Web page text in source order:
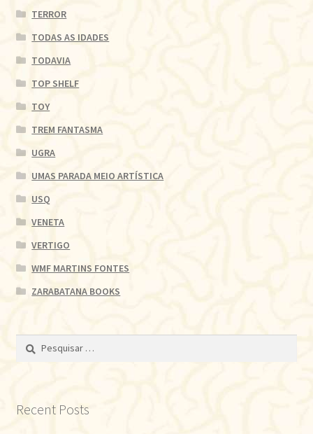
TERROR
TODAS AS IDADES
TODAVIA
TOP SHELF
TOY
TREM FANTASMA
UGRA
UMAS PARADA MEIO ARTÍSTICA
USQ
VENETA
VERTIGO
WMF MARTINS FONTES
ZARABATANA BOOKS
Pesquisar
Recent Posts